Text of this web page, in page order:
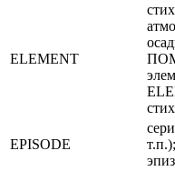
ELEMENT
EPISODE